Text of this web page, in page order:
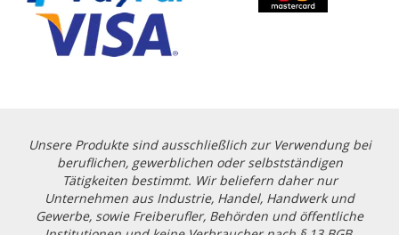
Unsere Produkte sind ausschließlich zur Verwendung bei
beruflichen, gewerblichen oder selbstständigen
Tätigkeiten bestimmt. Wir beliefern daher nur
Unternehmen aus Industrie, Handel, Handwerk und
Gewerbe, sowie Freiberufler, Behörden und öffentliche